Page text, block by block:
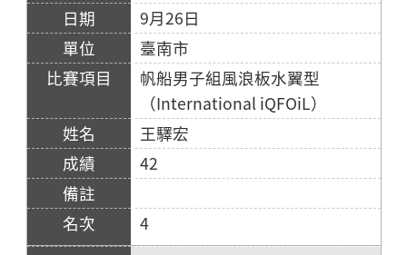
9月26日
臺南市
帆船男子組風浪板水翼型
（International iQFOiL）
王驛宏
42
4